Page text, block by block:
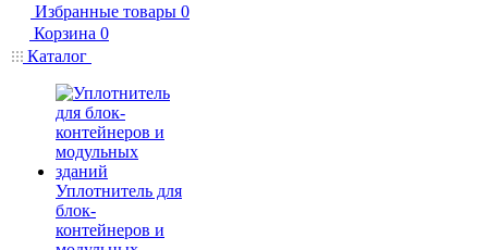
Избранные товары 0
Корзина 0
Каталог
Уплотнитель для
блок-
контейнеров и